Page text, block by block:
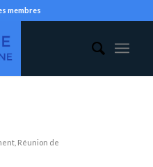
membres
, Réunion de